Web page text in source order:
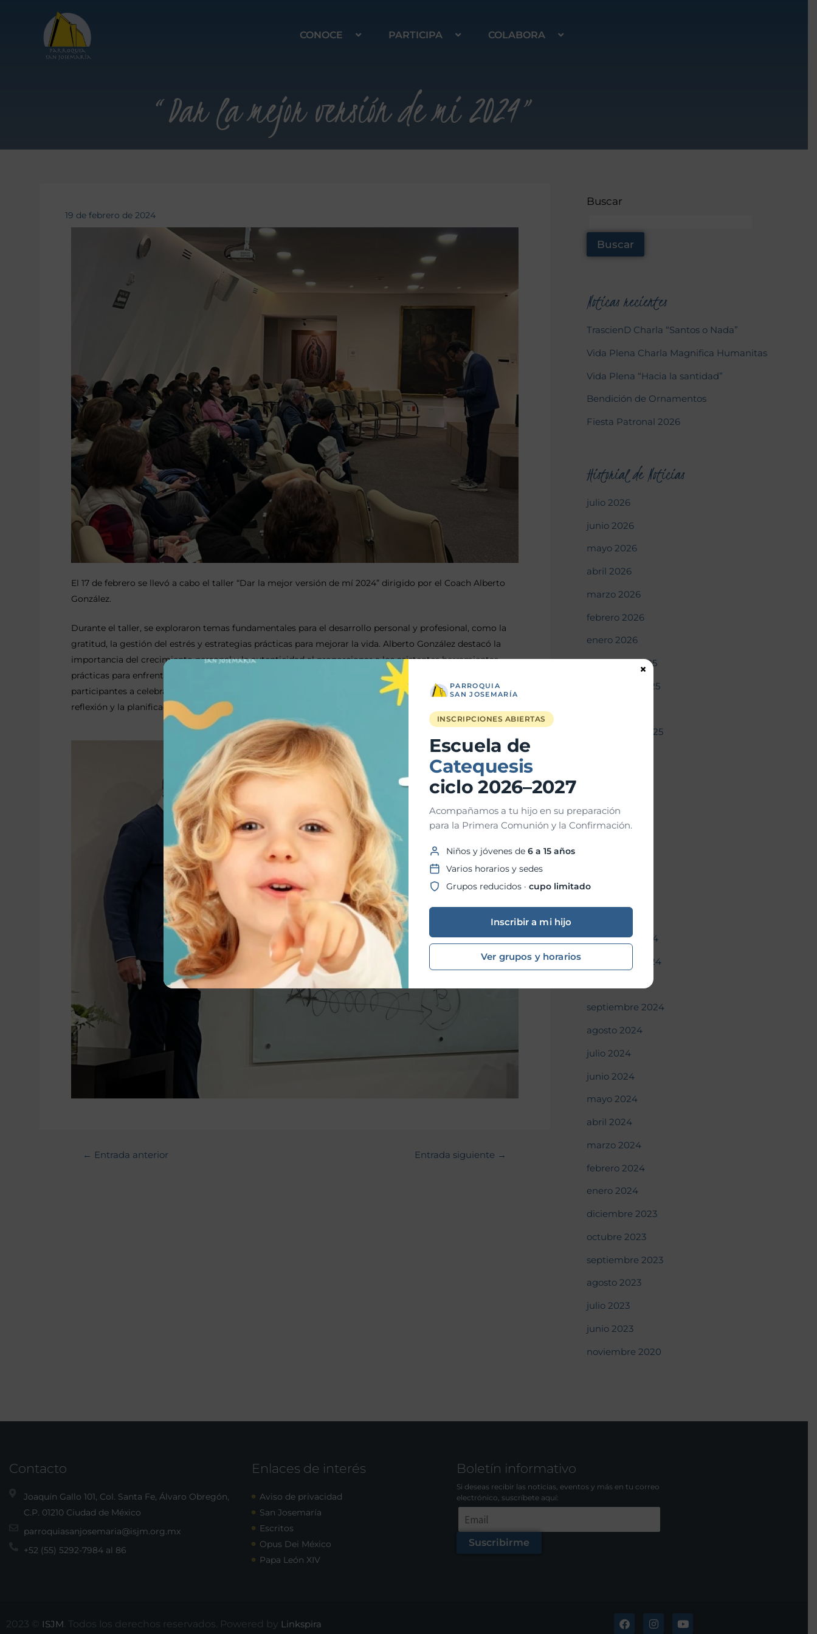
CONOCE PARTICIPA COLABORA
“Dar la mejor versión de mi 2024”
19 de febrero de 2024
El 17 de febrero se llevó a cabo el taller “Dar la mejor versión de mí 2024” dirigido por el Coach Alberto
González.
Durante el taller, se exploraron temas fundamentales para el desarrollo personal y profesional, como la
gratitud, la gestión del estrés y estrategias prácticas para mejorar la vida. Alberto González destacó la
importancia del crecimiento personal y la autenticidad al proporcionar a los asistentes herramientas
prácticas para enfrentar los desafíos cotidianos y cultivar una mentalidad positiva. Además, motivó a los
participantes a celebrar sus logros y aprender de sus fracasos, ofreciendo una guía detallada para la
reflexión y la planificación, con el objetivo de promover una vida más plena y satisfactoria.
← Entrada anterior Entrada siguiente →
Buscar
Buscar
Noticas recientes
TrascienD Charla “Santos o Nada”
Vida Plena Charla Magnifica Humanitas
Vida Plena “Hacia la santidad”
Bendición de Ornamentos
Fiesta Patronal 2026
Historial de Noticias
julio 2026
junio 2026
mayo 2026
abril 2026
marzo 2026
febrero 2026
enero 2026
diciembre 2025
noviembre 2025
septiembre 2025
mayo 2025
febrero 2025
diciembre 2024
noviembre 2024
septiembre 2024
agosto 2024
julio 2024
junio 2024
mayo 2024
abril 2024
marzo 2024
febrero 2024
enero 2024
diciembre 2023
octubre 2023
septiembre 2023
agosto 2023
julio 2023
junio 2023
noviembre 2020
Contacto
Joaquín Gallo 101, Col. Santa Fe, Álvaro Obregón,
C.P. 01210 Ciudad de México
parroquiasanjosemaria@isjm.org.mx
+52 (55) 5292-7984 al 86
Enlaces de interés
Aviso de privacidad
San Josemaría
Escritos
Opus Dei México
Papa León XIV
Boletín informativo
Si deseas recibir las noticias, eventos y más en tu correo
electrónico, suscríbete aquí:
Suscribirme
2023 © ISJM. Todos los derechos reservados. Powered by Linkspira
PARROQUIA
SAN JOSEMARÍA
INSCRIPCIONES ABIERTAS
Escuela de
Catequesis
ciclo 2026–2027
Acompañamos a tu hijo en su preparación
para la Primera Comunión y la Confirmación.
Niños y jóvenes de 6 a 15 años
Varios horarios y sedes
Grupos reducidos · cupo limitado
Inscribir a mi hijo
Ver grupos y horarios
×